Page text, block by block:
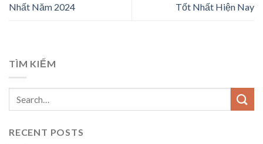
Nhất Năm 2024
Tốt Nhất Hiện Nay
TÌM KIẾM
RECENT POSTS